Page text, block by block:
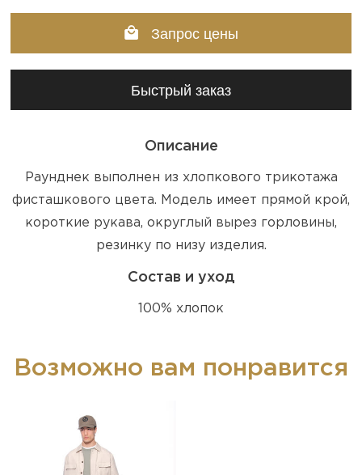
Запрос цены
Быстрый заказ
Описание
Раунднек выполнен из хлопкового трикотажа
фисташкового цвета. Модель имеет прямой крой,
короткие рукава, округлый вырез горловины,
резинку по низу изделия.
Состав и уход
100% хлопок
Возможно вам понравится